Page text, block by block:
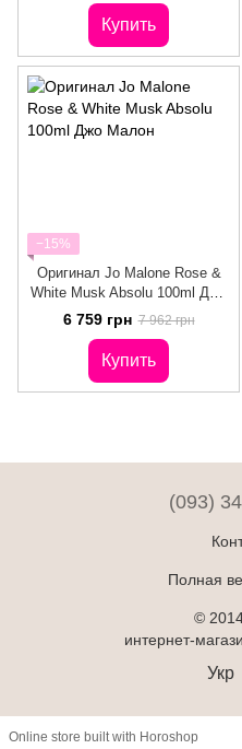
Купить
−15%
Оригинал Jo Malone Rose &
White Musk Absolu 100ml Джо
Малон
6 759 грн 7 962 грн
Купить
(093)
Полная
©
интернет-
Укр
Online store built with Horoshop